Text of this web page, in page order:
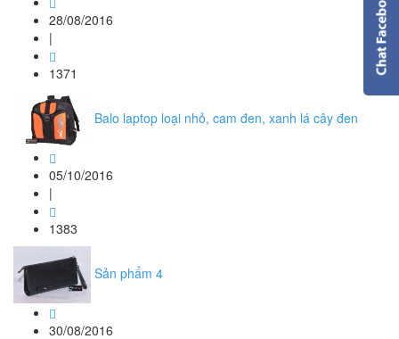
28/08/2016
|
1371
Balo laptop loại nhỏ, cam đen, xanh lá cây đen
05/10/2016
|
1383
Sản phẩm 4
30/08/2016